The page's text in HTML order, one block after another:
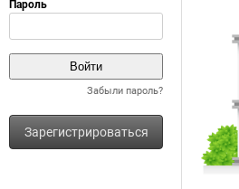
Забыли пароль?
Зарегистрироваться